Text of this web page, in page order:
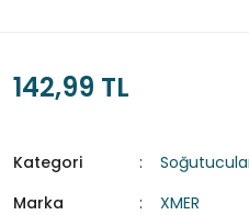
142,99 TL
Kategori
Marka
XMER